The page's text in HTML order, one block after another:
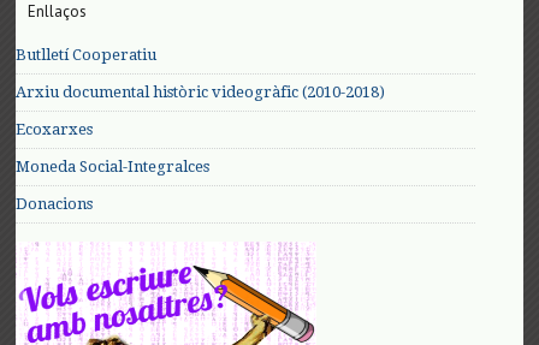
Enllaços
Butlletí Cooperatiu
Arxiu documental històric videogràfic (2010-2018)
Ecoxarxes
Moneda Social-Integralces
Donacions